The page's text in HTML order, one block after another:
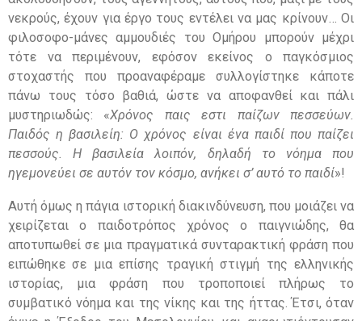
νεκρούς, έχουν για έργο τους εντέλει να μας κρίνουν… Οι
φιλοσοφο-μάνες αμμουδιές του Ομήρου μπορούν μέχρι
τότε να περιμένουν, εφόσον εκείνος ο παγκόσμιος
στοχαστής που προαναφέραμε συλλογίστηκε κάποτε
πάνω τους τόσο βαθιά, ώστε να αποφανθεί και πάλι
μυστηριωδώς: «Χρόνος παις εστι παίζων πεσσεύων.
Παιδός η βασιλείη: Ο χρόνος είναι ένα παιδί που παίζει
πεσσούς. Η βασιλεία λοιπόν, δηλαδή το νόημα που
ηγεμονεύει σε αυτόν τον κόσμο, ανήκει σ’ αυτό το παιδί»!
Αυτή όμως η πάγια ιστορική διακινδύνευση, που μοιάζει να
χειρίζεται ο παιδοτρόπος χρόνος ο παιγνιώδης, θα
αποτυπωθεί σε μια πραγματικά συνταρακτική φράση που
ειπώθηκε σε μια επίσης τραγική στιγμή της ελληνικής
ιστορίας, μια φράση που τροποποιεί πλήρως το
συμβατικό νόημα και της νίκης και της ήττας. Έτσι, όταν